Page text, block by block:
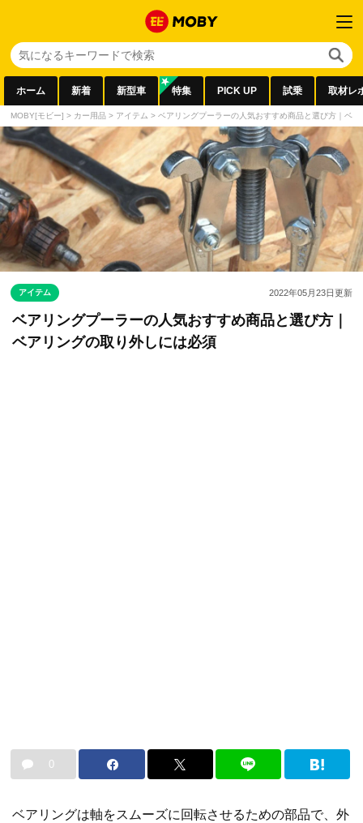
ホーム 新着 新型車 特集 PICK UP 試乗 取材レ
MOBY[モビー] > カー用品 > アイテム > ベアリングプーラーの人気おすすめ商品と選び方｜ベ
アイテム 2022年05月23日更新
ベアリングプーラーの人気おすすめ商品と選び方｜
ベアリングの取り外しには必須
0
ベアリングは軸をスムーズに回転させるための部品で、外